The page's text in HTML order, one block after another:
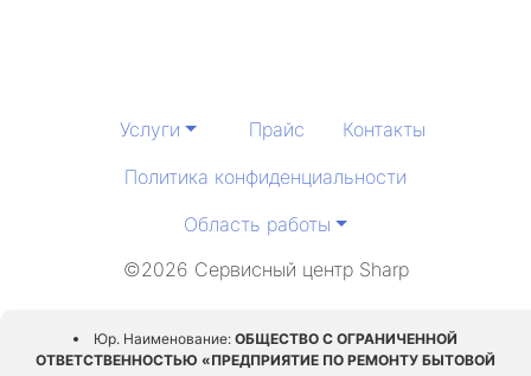
Услуги Прайс
Контакты
Политика конфиденциальности
Область работы
©2026 Сервисный центр Sharp
Юр. Наименование: ОБЩЕСТВО С ОГРАНИЧЕННОЙ
ОТВЕТСТВЕННОСТЬЮ «ПРЕДПРИЯТИЕ ПО РЕМОНТУ БЫТОВОЙ